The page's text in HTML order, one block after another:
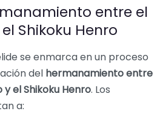
entre el
Shikoku Henro
se enmarca en un proceso
del hermanamiento entre
el Shikoku Henro. Los
a: